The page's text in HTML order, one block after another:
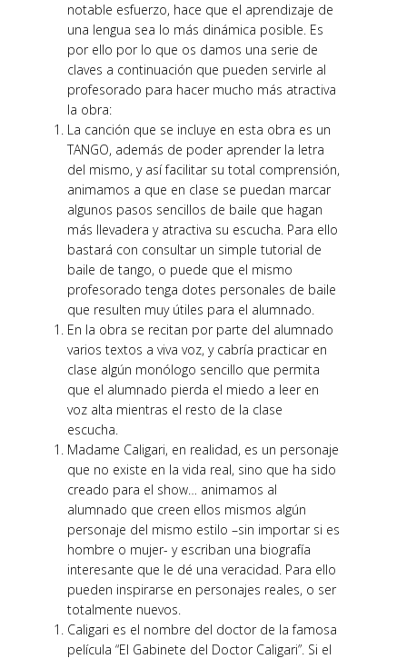
notable esfuerzo, hace que el aprendizaje de
una lengua sea lo más dinámica posible. Es
por ello por lo que os damos una serie de
claves a continuación que pueden servirle al
profesorado para hacer mucho más atractiva
la obra:
La canción que se incluye en esta obra es un
TANGO, además de poder aprender la letra
del mismo, y así facilitar su total comprensión,
animamos a que en clase se puedan marcar
algunos pasos sencillos de baile que hagan
más llevadera y atractiva su escucha. Para ello
bastará con consultar un simple tutorial de
baile de tango, o puede que el mismo
profesorado tenga dotes personales de baile
que resulten muy útiles para el alumnado.
En la obra se recitan por parte del alumnado
varios textos a viva voz, y cabría practicar en
clase algún monólogo sencillo que permita
que el alumnado pierda el miedo a leer en
voz alta mientras el resto de la clase
escucha.
Madame Caligari, en realidad, es un personaje
que no existe en la vida real, sino que ha sido
creado para el show… animamos al
alumnado que creen ellos mismos algún
personaje del mismo estilo –sin importar si es
hombre o mujer- y escriban una biografía
interesante que le dé una veracidad. Para ello
pueden inspirarse en personajes reales, o ser
totalmente nuevos.
Caligari es el nombre del doctor de la famosa
película “El Gabinete del Doctor Caligari”. Si el